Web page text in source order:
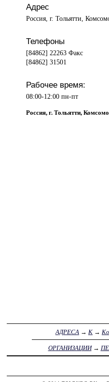
Адрес
Россия, г. Тольятти,
Телефоны
[84862] 22263 Факс
[84862] 31501
Рабочее время:
08:00-12:00 пн-пт
Россия, г. Тольятти,
АДРЕСА → К →
ОРГАНИЗАЦИИ→